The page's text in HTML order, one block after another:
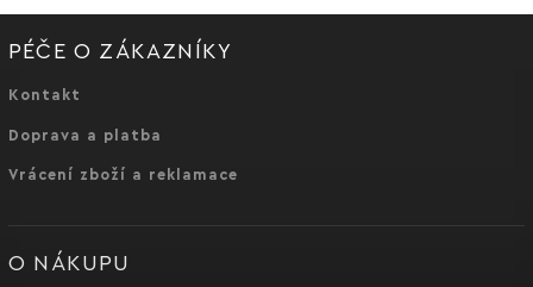
PÉČE O ZÁKAZNÍKY
Kontakt
Doprava a platba
Vrácení zboží a reklamace
O NÁKUPU